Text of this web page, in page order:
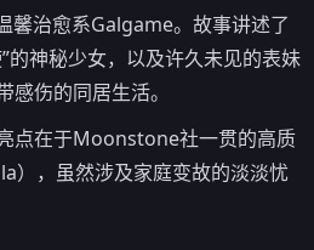
馨治愈系Galgame。故事讲述了
的神秘少女，以及许久未见的表妹
伤的同居生活。
点在于Moonstone社一贯的高质
），虽然涉及家庭变故的淡淡忧